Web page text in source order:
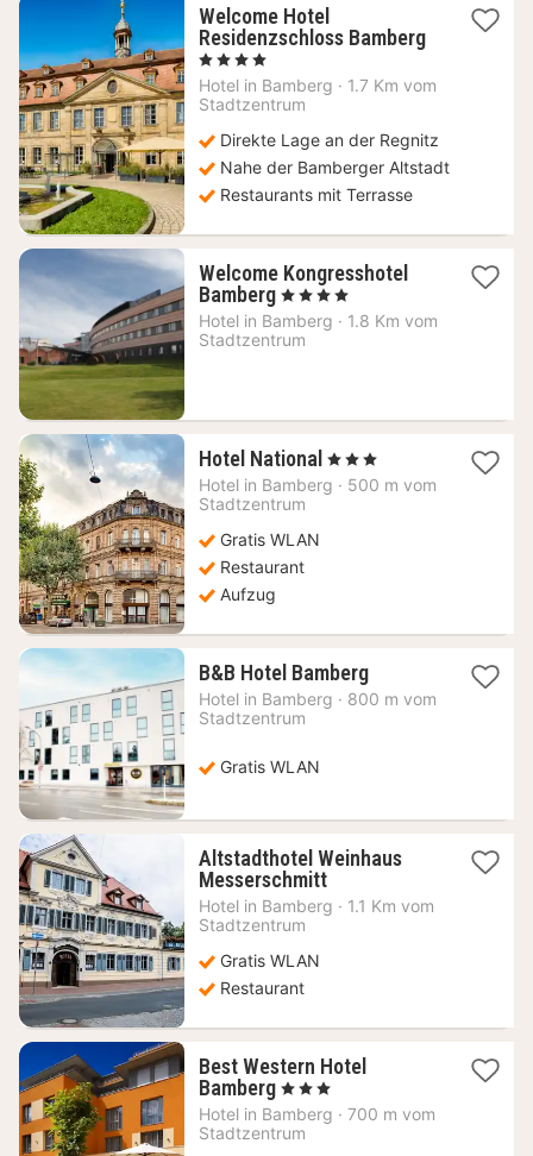
Welcome Hotel
Residenzschloss Bamberg
1
Nacht
ab
€
, 4 Sterne
Hotel in Bamberg · 1.7 Km vom
Stadtzentrum
Direkte Lage an der Regnitz
Nahe der Bamberger Altstadt
Restaurants mit Terrasse
Welcome Kongresshotel
Bamberg 1
Nacht
ab
, 4 Sterne
Hotel in Bamberg · 1.8 Km vom
Stadtzentrum
Hotel National 1
Nacht
ab
, 3 Sterne
Hotel in Bamberg · 500 m vom
Stadtzentrum
Gratis WLAN
Restaurant
Aufzug
B&B Hotel Bamberg1
Nacht
ab
Hotel in Bamberg · 800 m vom
Stadtzentrum
Gratis WLAN
Altstadthotel Weinhaus
Messerschmitt1
Nacht
ab
Hotel in Bamberg · 1.1 Km vom
Stadtzentrum
Gratis WLAN
Restaurant
Best Western Hotel
Bamberg 1
Nacht
ab
, 3 Sterne
Hotel in Bamberg · 700 m vom
Stadtzentrum